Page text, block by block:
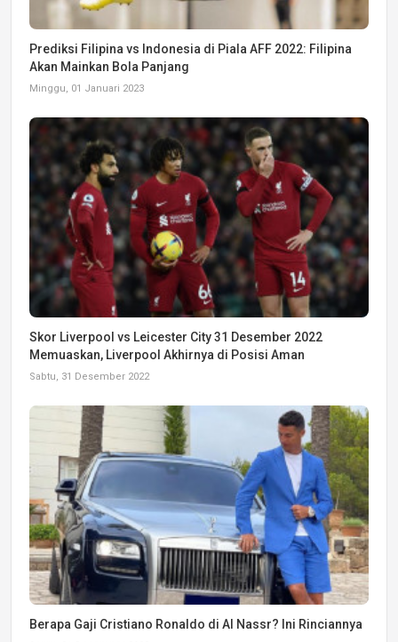
Prediksi Filipina vs Indonesia di Piala AFF 2022: Filipina
Akan Mainkan Bola Panjang
Minggu, 01 Januari 2023
Skor Liverpool vs Leicester City 31 Desember 2022
Memuaskan, Liverpool Akhirnya di Posisi Aman
Sabtu, 31 Desember 2022
Berapa Gaji Cristiano Ronaldo di Al Nassr? Ini Rinciannya